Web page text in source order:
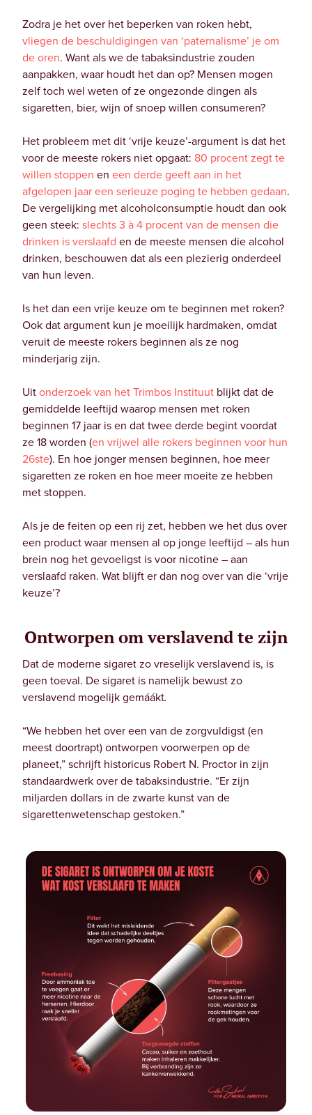
Zodra je het over het beperken van roken hebt,
vliegen de beschuldigingen van ‘paternalisme’ je om
de oren. Want als we de tabaksindustrie zouden
aanpakken, waar houdt het dan op? Mensen mogen
zelf toch wel weten of ze ongezonde dingen als
sigaretten, bier, wijn of snoep willen consumeren?
Het probleem met dit ‘vrije keuze’-argument is dat het
voor de meeste rokers niet opgaat: 80 procent zegt te
willen stoppen en een derde geeft aan in het
afgelopen jaar een serieuze poging te hebben gedaan.
De vergelijking met alcoholconsumptie houdt dan ook
geen steek: slechts 3 à 4 procent van de mensen die
drinken is verslaafd en de meeste mensen die alcohol
drinken, beschouwen dat als een plezierig onderdeel
van hun leven.
Is het dan een vrije keuze om te beginnen met roken?
Ook dat argument kun je moeilijk hardmaken, omdat
veruit de meeste rokers beginnen als ze nog
minderjarig zijn.
Uitonderzoek van het Trimbos Instituut blijkt dat de
gemiddelde leeftijd waarop mensen met roken
beginnen 17 jaar is en dat twee derde begint voordat
ze 18 worden (en vrijwel alle rokers beginnen voor hun
26ste). En hoe jonger mensen beginnen, hoe meer
sigaretten ze roken en hoe meer moeite ze hebben
met stoppen.
Als je de feiten op een rij zet, hebben we het dus over
een product waar mensen al op jonge leeftijd – als hun
brein nog het gevoeligst is voor nicotine – aan
verslaafd raken. Wat blijft er dan nog over van die ‘vrije
keuze’?
Ontworpen om verslavend te zijn
Dat de moderne sigaret zo vreselijk verslavend is, is
geen toeval. De sigaret is namelijk bewust zo
verslavend mogelijk gemáákt.
“We hebben het over een van de zorgvuldigst (en
meest doortrapt) ontworpen voorwerpen op de
planeet,” schrijft historicus Robert N. Proctor in zijn
standaardwerk over de tabaksindustrie. “Er zijn
miljarden dollars in de zwarte kunst van de
sigarettenwetenschap gestoken.”